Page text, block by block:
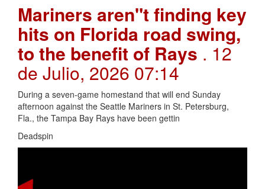
Mariners aren"t finding key
hits on Florida road swing,
to the benefit of Rays . 12
de Julio, 2026 07:14
During a seven-game homestand that will end Sunday
afternoon against the Seattle Mariners in St. Petersburg,
Fla., the Tampa Bay Rays have been gettin
Deadspin